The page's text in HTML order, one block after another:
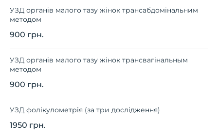
УЗД органів малого тазу жінок трансабдомінальним
методом
900 грн.
УЗД органів малого тазу жінок трансвагінальным
методом
900 грн.
УЗД фолікулометрія (за три дослідження)
1950 грн.